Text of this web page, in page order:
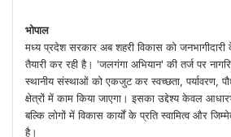
a
n
e
m
भोपाल
मध्य प्रदेश सरकार अब शहरी विकास को
तैयारी कर रही है। 'जलगंगा अभियान' की तर्ज पर
स्थानीय संस्थाओं को एकजुट कर स्वच्छता, पर्यावरण,
क्षेत्रों में काम किया जाएगा। इसका उद्देश्य केवल
बल्कि लोगों में विकास कार्यों के प्रति स्वामित्व और
है।